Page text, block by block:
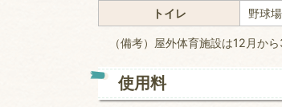
トイレ
野球
（備考）屋外体育施設は12月か
使用料